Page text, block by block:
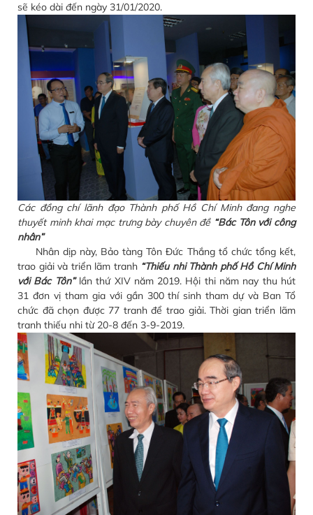
sẽ kéo dài đến ngày 31/01/2020.
Các đồng chí lãnh đạo Thành phố Hồ Chí Minh đang nghe
thuyết minh khai mạc trưng bày chuyên đề “Bác Tôn với công
nhân”
Nhân dịp này, Bảo tàng Tôn Đức Thắng tổ chức tổng kết,
trao giải và triển lãm tranh “Thiếu nhi Thành phố Hồ Chí Minh
với Bác Tôn”lần thứ XIV năm 2019. Hội thi năm nay thu hút
31 đơn vị tham gia với gần 300 thí sinh tham dự và Ban Tổ
chức đã chọn được 77 tranh để trao giải. Thời gian triển lãm
tranh thiếu nhi từ 20-8 đến 3-9-2019.